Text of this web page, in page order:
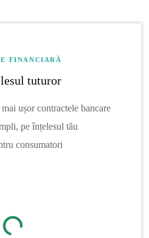
FINANCIARĂ
tuturor
ușor contractele bancare
pe înțelesul tău
consumatori